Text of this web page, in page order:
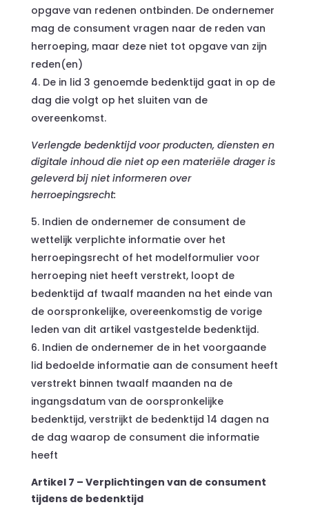
opgave van redenen ontbinden. De ondernemer
mag de consument vragen naar de reden van
herroeping, maar deze niet tot opgave van zijn
reden(en)
De in lid 3 genoemde bedenktijd gaat in op de
dag die volgt op het sluiten van de
overeenkomst.
Verlengde bedenktijd voor producten, diensten en
digitale inhoud die niet op een materiële drager is
geleverd bij niet informeren over
herroepingsrecht:
Indien de ondernemer de consument de
wettelijk verplichte informatie over het
herroepingsrecht of het modelformulier voor
herroeping niet heeft verstrekt, loopt de
bedenktijd af twaalf maanden na het einde van
de oorspronkelijke, overeenkomstig de vorige
leden van dit artikel vastgestelde bedenktijd.
Indien de ondernemer de in het voorgaande
lid bedoelde informatie aan de consument heeft
verstrekt binnen twaalf maanden na de
ingangsdatum van de oorspronkelijke
bedenktijd, verstrijkt de bedenktijd 14 dagen na
de dag waarop de consument die informatie
heeft
Artikel 7 – Verplichtingen van de consument
tijdens de bedenktijd